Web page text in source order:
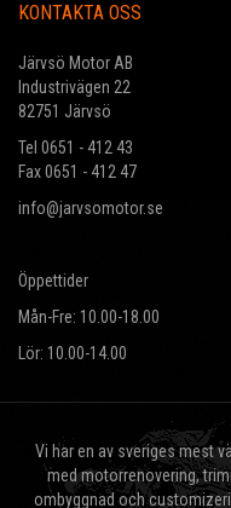
KONTAKTA OSS
Järvsö Motor AB
Industrivägen 22
82751 Järvsö
Tel 0651 - 412 43
Fax 0651 - 412 47
info@jarvsomotor.se
Öppettider
Mån-Fre: 10.00-18.00
Lör: 10.00-14.00
Vi har en av sveriges mest
med motorrenovering,
ombyggnad och